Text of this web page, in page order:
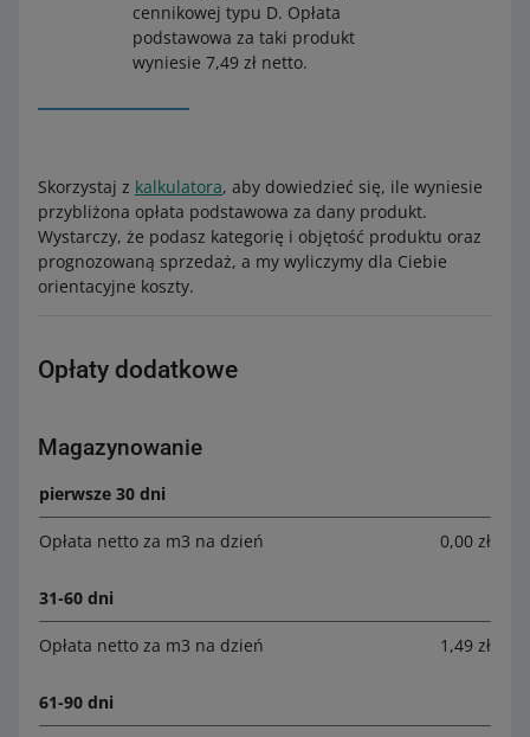
cennikowej typu D. Opłata
podstawowa za taki produkt
wyniesie 7,49 zł netto.
Skorzystaj z kalkulatora, aby dowiedzieć się, ile wyniesie
przybliżona opłata podstawowa za dany produkt.
Wystarczy, że podasz kategorię i objętość produktu oraz
prognozowaną sprzedaż, a my wyliczymy dla Ciebie
orientacyjne koszty.
Opłaty dodatkowe
Magazynowanie
pierwsze 30 dni
Opłata netto za m3 na dzień 0,00 zł
31-60 dni
Opłata netto za m3 na dzień 1,49 zł
61-90 dni